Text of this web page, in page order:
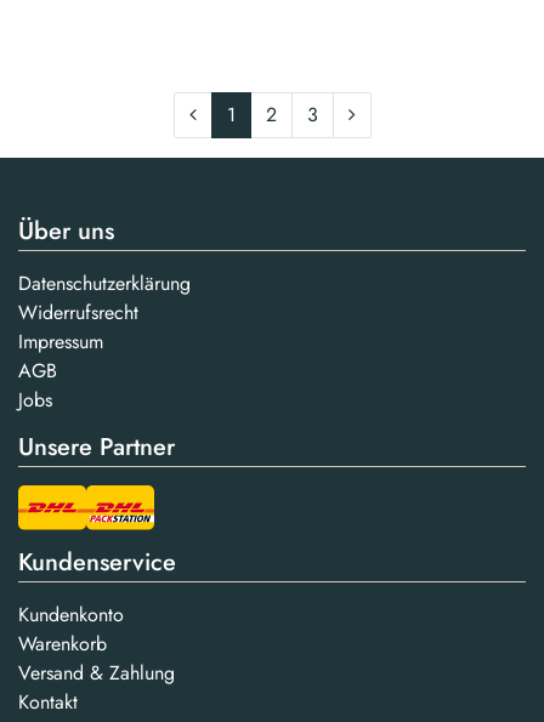
1 2 3
Über uns
Datenschutzerklärung
Widerrufsrecht
Impressum
AGB
Jobs
Unsere Partner
Kundenservice
Kundenkonto
Warenkorb
Versand & Zahlung
Kontakt